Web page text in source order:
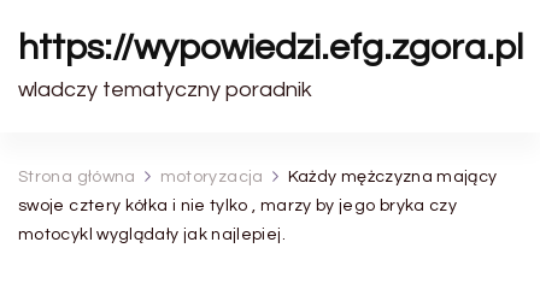
https://wypowiedzi.efg.zgora.pl
wladczy tematyczny poradnik
Strona główna motoryzacja
Każdy mężczyzna mający
swoje cztery kółka i nie tylko , marzy by jego bryka czy
motocykl wyglądały jak najlepiej.